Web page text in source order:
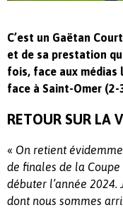
C’est un Gaëtan
et de sa prestation
fois, face aux médias
face à Saint-Omer (2-
RETOUR SUR LA
« On retient
de finales de la
débuter l’année 2024.
dont nous sommes